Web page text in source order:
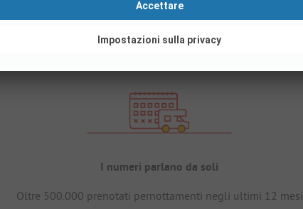
I numeri parlano da soli
Oltre 500.000 prenotati pernottamenti negli ultimi 12 mesi